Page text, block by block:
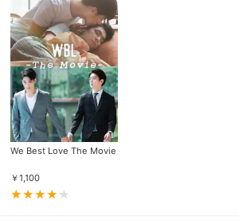
We Best Love The Movie
￥1,100